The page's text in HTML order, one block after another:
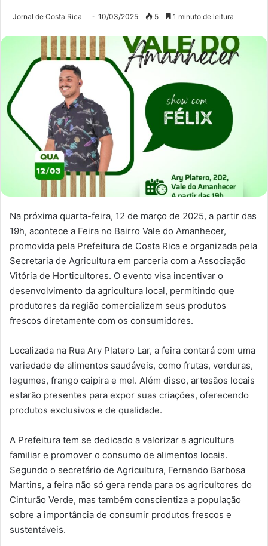
Jornal de Costa Rica 10/03/2025 5 1 minuto de leitura
Na próxima quarta-feira, 12 de março de 2025, a partir das
19h, acontece a Feira no Bairro Vale do Amanhecer,
promovida pela Prefeitura de Costa Rica e organizada pela
Secretaria de Agricultura em parceria com a Associação
Vitória de Horticultores. O evento visa incentivar o
desenvolvimento da agricultura local, permitindo que
produtores da região comercializem seus produtos
frescos diretamente com os consumidores.
Localizada na Rua Ary Platero Lar, a feira contará com uma
variedade de alimentos saudáveis, como frutas, verduras,
legumes, frango caipira e mel. Além disso, artesãos locais
estarão presentes para expor suas criações, oferecendo
produtos exclusivos e de qualidade.
A Prefeitura tem se dedicado a valorizar a agricultura
familiar e promover o consumo de alimentos locais.
Segundo o secretário de Agricultura, Fernando Barbosa
Martins, a feira não só gera renda para os agricultores do
Cinturão Verde, mas também conscientiza a população
sobre a importância de consumir produtos frescos e
sustentáveis.